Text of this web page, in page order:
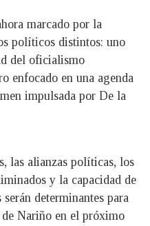
marcado por la
políticos distintos: uno
del oficialismo
enfocado en una agenda
impulsada por De la
las alianzas políticas, los
y la capacidad de
determinantes para
Nariño en el próximo